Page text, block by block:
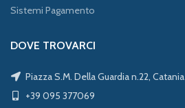
Sistemi Pagamento
DOVE TROVARCI
Piazza S.M. Della Guardia n.22, Catania
+39 095 377069